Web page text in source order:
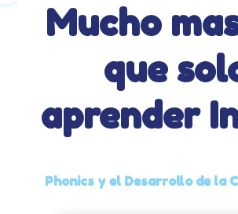
Mucho
que
aprender
Phonics y el Desarrollo de la